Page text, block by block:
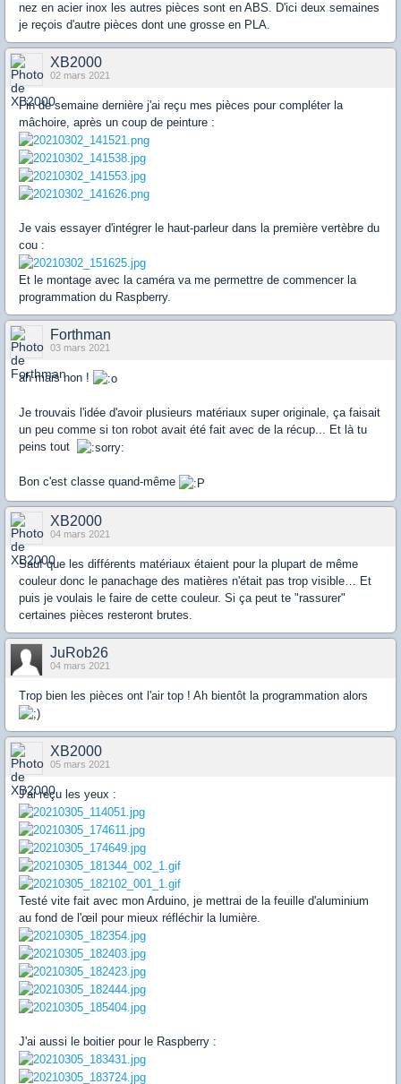
nez en acier inox les autres pièces sont en ABS. D'ici deux semaines
je reçois d'autre pièces dont une grosse en PLA.
XB2000
02 mars 2021
Fin de semaine dernière j'ai reçu mes pièces pour compléter la
mâchoire, après un coup de peinture :
Je vais essayer d'intégrer le haut-parleur dans la première vertèbre du
cou :
Et le montage avec la caméra va me permettre de commencer la
programmation du Raspberry.
Forthman
03 mars 2021
ah mais non !
Je trouvais l'idée d'avoir plusieurs matériaux super originale, ça faisait
un peu comme si ton robot avait été fait avec de la récup... Et là tu
peins tout
Bon c'est classe quand-même
XB2000
04 mars 2021
Sauf que les différents matériaux étaient pour la plupart de même
couleur donc le panachage des matières n'était pas trop visible… Et
puis je voulais le faire de cette couleur. Si ça peut te "rassurer"
certaines pièces resteront brutes.
JuRob26
04 mars 2021
Trop bien les pièces ont l'air top ! Ah bientôt la programmation alors
XB2000
05 mars 2021
J'ai reçu les yeux :
Testé vite fait avec mon Arduino, je mettrai de la feuille d'aluminium
au fond de l'œil pour mieux réfléchir la lumière.
J'ai aussi le boitier pour le Raspberry :